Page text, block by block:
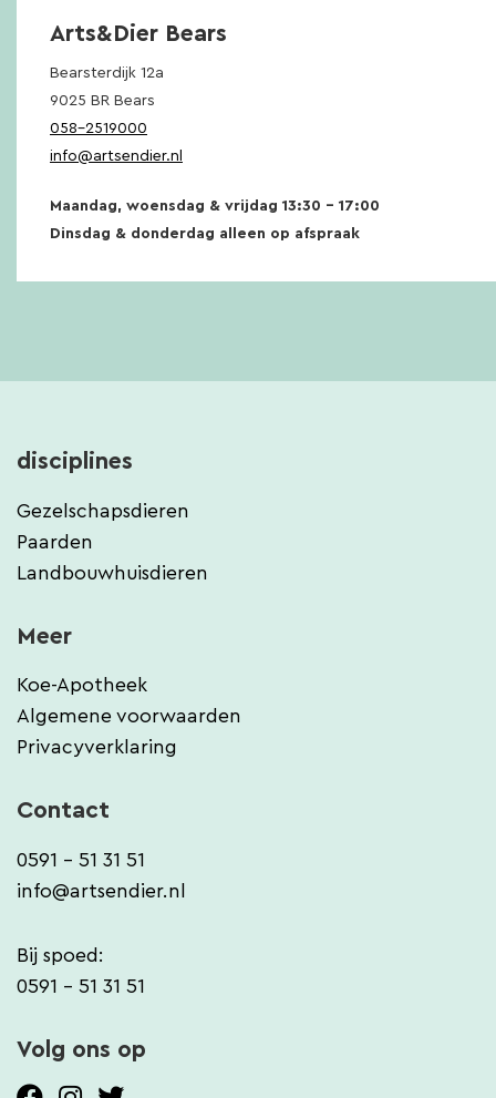
Arts&Dier Bears
Bearsterdijk 12a
9025 BR Bears
058-2519000
info@artsendier.nl
Maandag, woensdag & vrijdag 13:30 – 17:00
Dinsdag & donderdag alleen op afspraak
disciplines
Gezelschapsdieren
Paarden
Landbouwhuisdieren
Meer
Koe-Apotheek
Algemene voorwaarden
Privacyverklaring
Contact
0591 - 51 31 51
info@artsendier.nl
Bij spoed:
0591 - 51 31 51
Volg ons op